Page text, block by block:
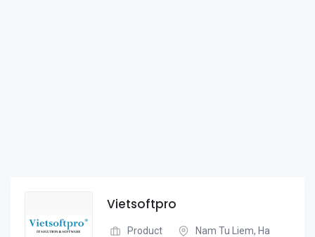
Vietsoftpro
Product
Nam Tu Liem, Ha